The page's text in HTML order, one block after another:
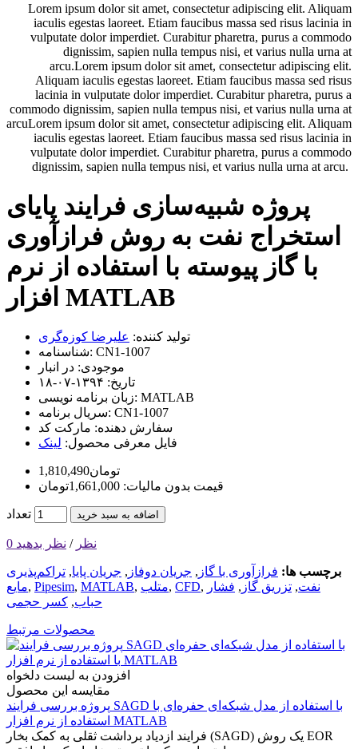
Lorem ipsum dolor sit amet, consectetur adipiscing elit. Aliquam
iaculis egestas laoreet. Etiam faucibus massa sed risus lacinia in
vulputate dolor imperdiet. Curabitur pharetra, purus a commodo
dignissim, sapien nulla tempus nisi, et varius nulla urna at
arcu.Lorem ipsum dolor sit amet, consectetur adipiscing elit.
Aliquam iaculis egestas laoreet. Etiam faucibus massa sed risus
lacinia in vulputate dolor imperdiet. Curabitur pharetra, purus a
commodo dignissim, sapien nulla tempus nisi, et varius nulla urna at
arcuLorem ipsum dolor sit amet, consectetur adipiscing elit. Aliquam
iaculis egestas laoreet. Etiam faucibus massa sed risus lacinia in
vulputate dolor imperdiet. Curabitur pharetra, purus a commodo
dignissim, sapien nulla tempus nisi, et varius nulla urna at arcu.
پروژه شبیه‌سازی فرایند پایای
استخراج نفت به روش فرازآوری
با گاز پیوسته با استفاده از نرم
افزار MATLAB
تولید کننده: علیرضا کوزه‌گری
شناسنامه: CN1-1007
موجودی: در انبار
تاریخ: ۱۳۹۴-۰۷-۱۸
زبان برنامه نویسی: MATLAB
سریال برنامه: CN1-1007
سفارش دهنده: مارکت کد
فایل معرفی محصول: لینک
1,810,490تومان
قیمت بدون مالیات: 1,661,000تومان
تعداد اضافه به سبد خرید
0 نظر / نظر بدهید
برچسب ها: فرازآوری با گاز , جریان دوفاز , جریان پایا, تراکم‌پذیری
مایع, Pipesim, MATLAB, متلب, CFD, نفت, تزریق گاز , فشار
حباب, کسر حجمی
محصولات مرتبط
افزودن به لیست دلخواه
مقایسه این محصول
پروژه بررسی فرایند SAGD با استفاده از مدل شبکه‌ای حفره‌ای با
استفاده از نرم افزار MATLAB
فرایند ازدیاد برداشت ثقلی به کمک بخار (SAGD) یک روش EOR